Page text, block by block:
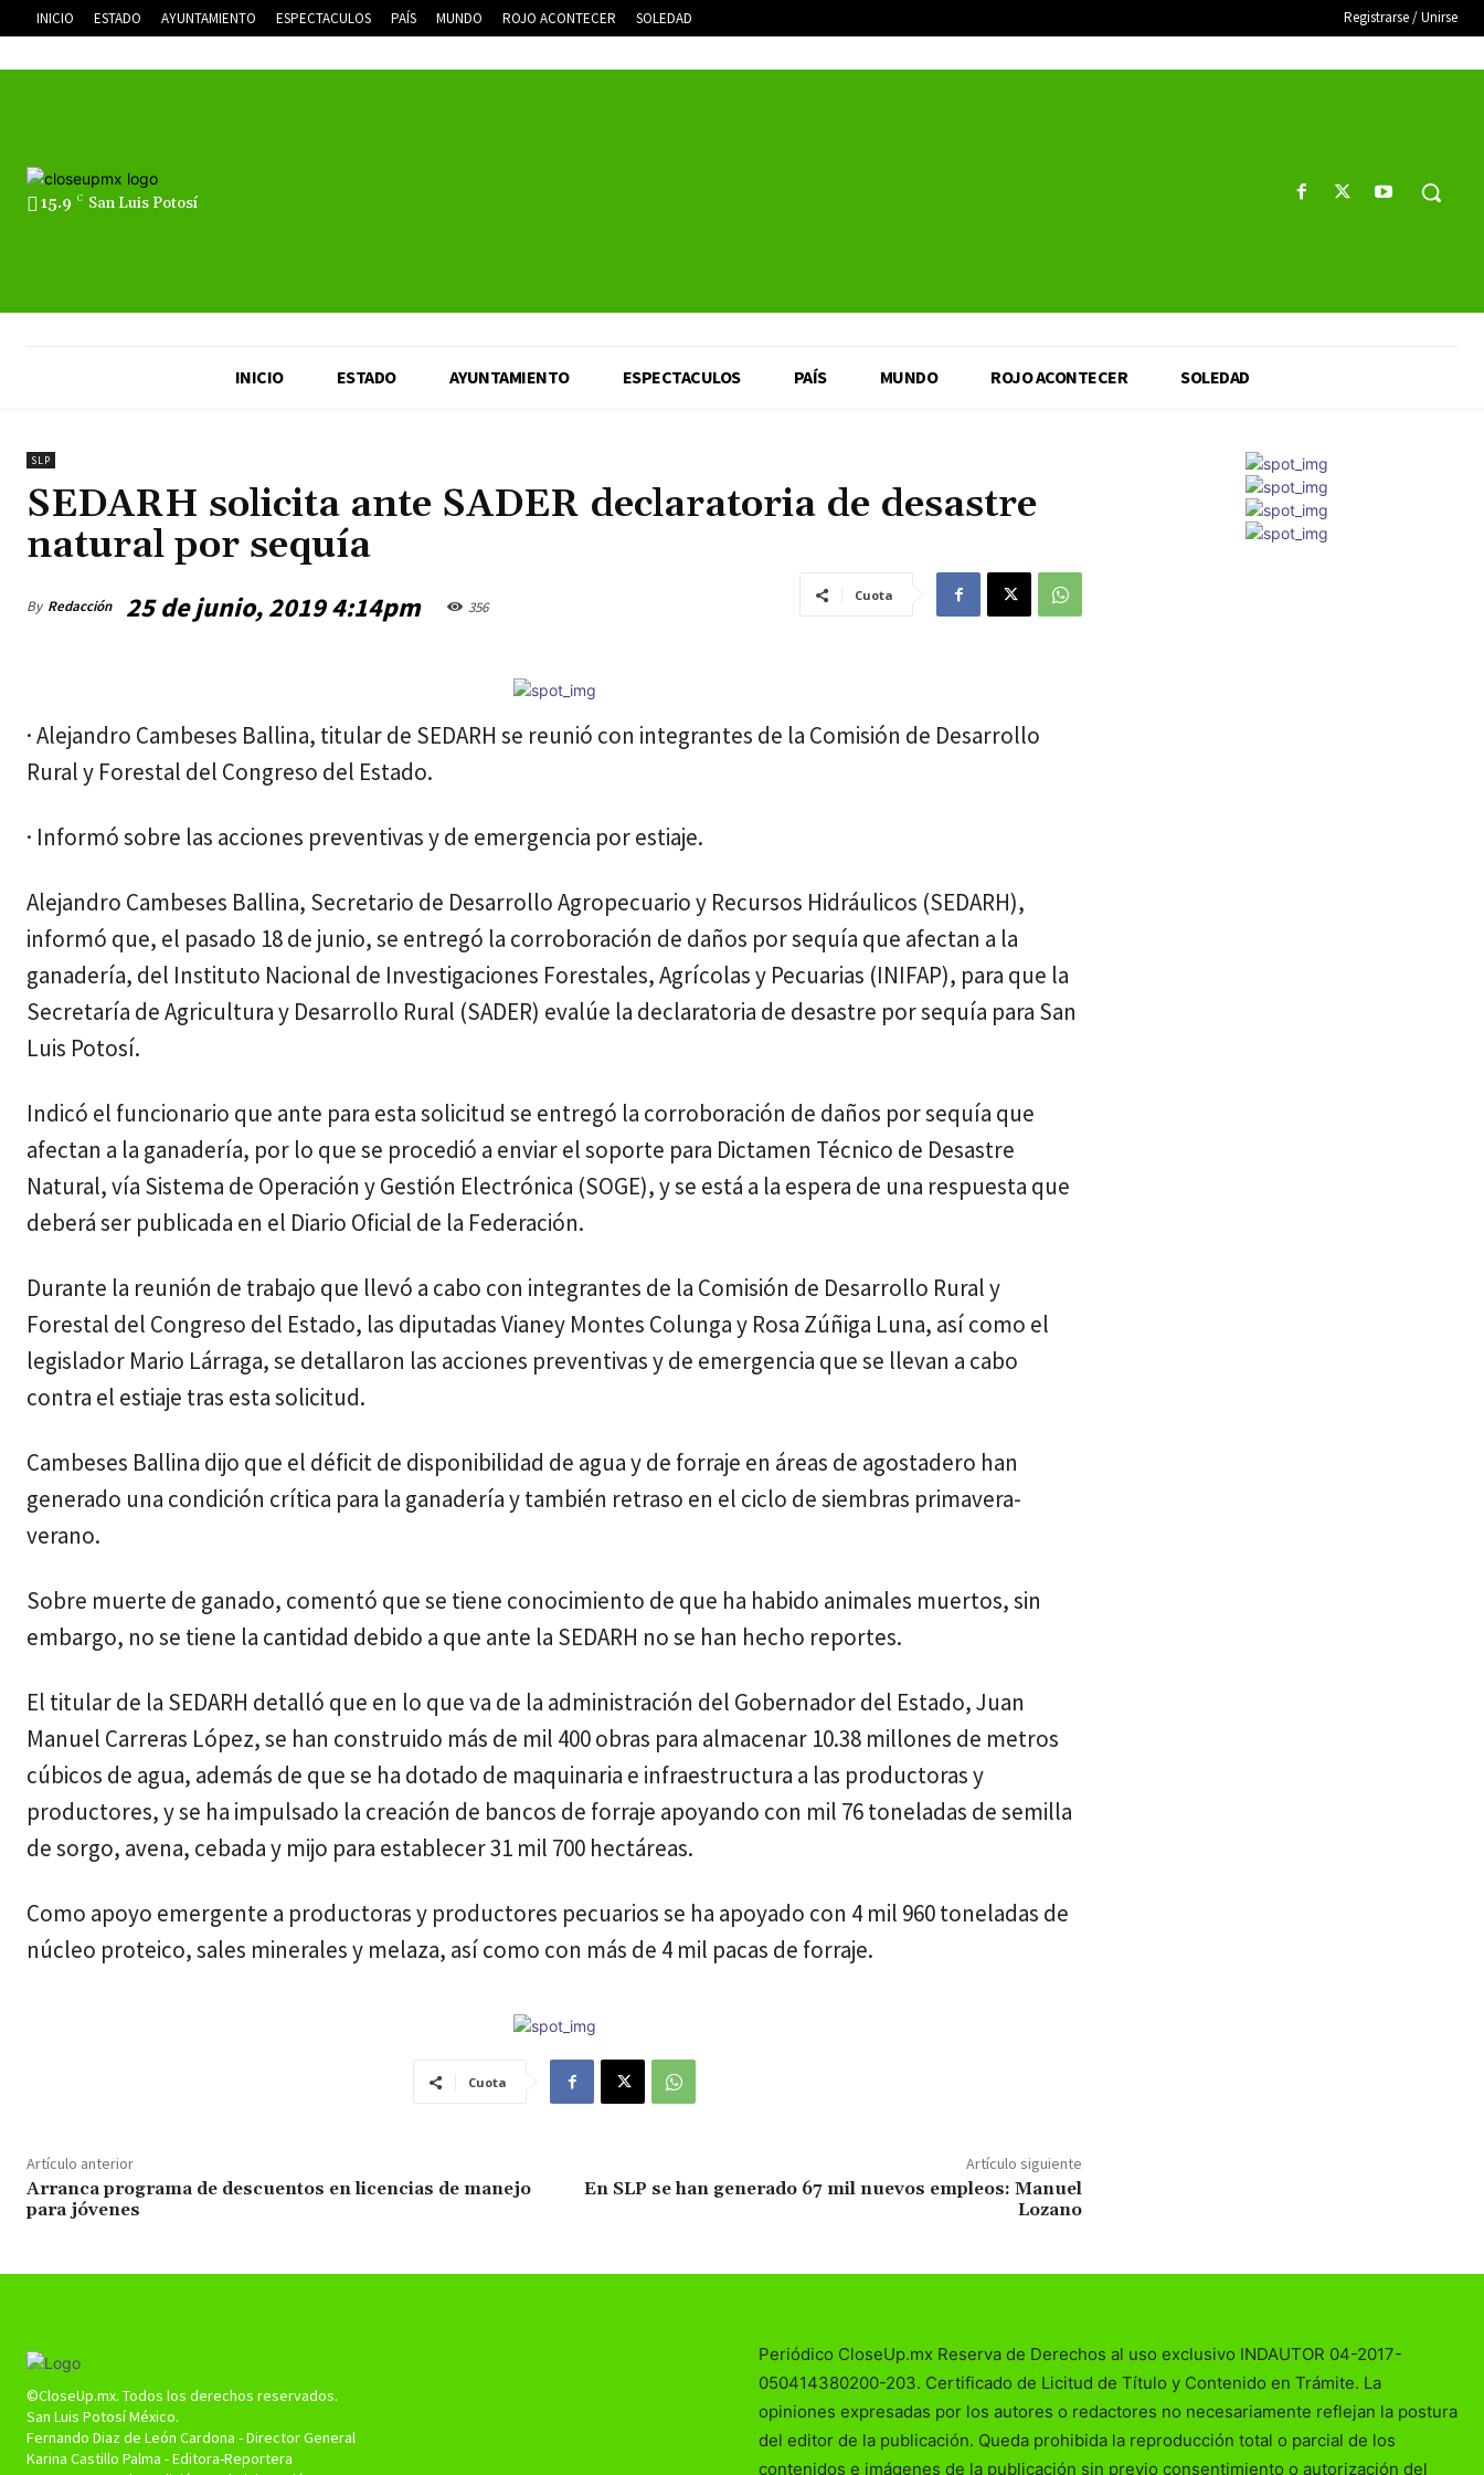
INICIO ESTADO AYUNTAMIENTO ESPECTACULOS PAÍS MUNDO ROJO ACONTECER SOLEDAD Registrarse / Unirse
15.9 C San Luis Potosí
INICIO ESTADO AYUNTAMIENTO ESPECTACULOS PAÍS MUNDO ROJO ACONTECER SOLEDAD
SLP
SEDARH solicita ante SADER declaratoria de desastre
natural por sequía
By Redacción 25 de junio, 2019 4:14pm 356
Cuota
· Alejandro Cambeses Ballina, titular de SEDARH se reunió con integrantes de la Comisión de Desarrollo
Rural y Forestal del Congreso del Estado.
· Informó sobre las acciones preventivas y de emergencia por estiaje.
Alejandro Cambeses Ballina, Secretario de Desarrollo Agropecuario y Recursos Hidráulicos (SEDARH),
informó que, el pasado 18 de junio, se entregó la corroboración de daños por sequía que afectan a la
ganadería, del Instituto Nacional de Investigaciones Forestales, Agrícolas y Pecuarias (INIFAP), para que la
Secretaría de Agricultura y Desarrollo Rural (SADER) evalúe la declaratoria de desastre por sequía para San
Luis Potosí.
Indicó el funcionario que ante para esta solicitud se entregó la corroboración de daños por sequía que
afectan a la ganadería, por lo que se procedió a enviar el soporte para Dictamen Técnico de Desastre
Natural, vía Sistema de Operación y Gestión Electrónica (SOGE), y se está a la espera de una respuesta que
deberá ser publicada en el Diario Oficial de la Federación.
Durante la reunión de trabajo que llevó a cabo con integrantes de la Comisión de Desarrollo Rural y
Forestal del Congreso del Estado, las diputadas Vianey Montes Colunga y Rosa Zúñiga Luna, así como el
legislador Mario Lárraga, se detallaron las acciones preventivas y de emergencia que se llevan a cabo
contra el estiaje tras esta solicitud.
Cambeses Ballina dijo que el déficit de disponibilidad de agua y de forraje en áreas de agostadero han
generado una condición crítica para la ganadería y también retraso en el ciclo de siembras primavera-
verano.
Sobre muerte de ganado, comentó que se tiene conocimiento de que ha habido animales muertos, sin
embargo, no se tiene la cantidad debido a que ante la SEDARH no se han hecho reportes.
El titular de la SEDARH detalló que en lo que va de la administración del Gobernador del Estado, Juan
Manuel Carreras López, se han construido más de mil 400 obras para almacenar 10.38 millones de metros
cúbicos de agua, además de que se ha dotado de maquinaria e infraestructura a las productoras y
productores, y se ha impulsado la creación de bancos de forraje apoyando con mil 76 toneladas de semilla
de sorgo, avena, cebada y mijo para establecer 31 mil 700 hectáreas.
Como apoyo emergente a productoras y productores pecuarios se ha apoyado con 4 mil 960 toneladas de
núcleo proteico, sales minerales y melaza, así como con más de 4 mil pacas de forraje.
Cuota
Artículo anterior
Arranca programa de descuentos en licencias de manejo
para jóvenes
Artículo siguiente
En SLP se han generado 67 mil nuevos empleos: Manuel
Lozano
©CloseUp.mx. Todos los derechos reservados.
San Luis Potosí México.
Fernando Diaz de León Cardona - Director General
Karina Castillo Palma - Editora-Reportera
Periódico CloseUp.mx Reserva de Derechos al uso exclusivo INDAUTOR 04-2017-
050414380200-203. Certificado de Licitud de Título y Contenido en Trámite. La
opiniones expresadas por los autores o redactores no necesariamente reflejan la postura
del editor de la publicación. Queda prohibida la reproducción total o parcial de los
contenidos e imágenes de la publicación sin previo consentimiento o autorización del